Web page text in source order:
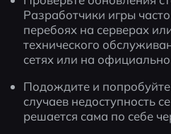
Разработчики игры
перебоях на серверах
технического
сетях или на
Подождите и
случаев недоступность
решается сама по себе